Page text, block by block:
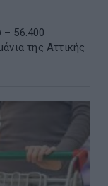
56.400
της Αττικής